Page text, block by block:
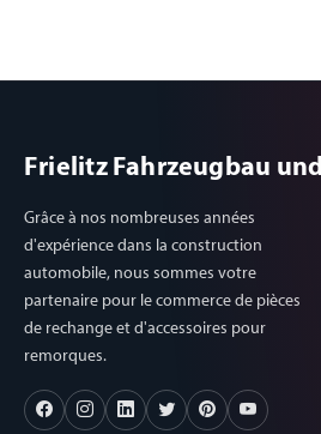
Frielitz Fahrzeugbau
Grâce à nos nombreuses années
d'expérience dans la construction
automobile, nous sommes votre
partenaire pour le commerce de pièces
de rechange et d'accessoires pour
remorques.